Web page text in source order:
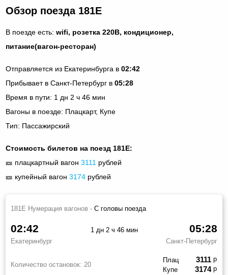
Обзор поезда 181Е
В поезде есть:wifi, розетка 220В, кондиционер,
питание(вагон-ресторан)
Отправляется из Екатеринбурга в02:42
Прибывает в Санкт-Петербург в05:28
Время в пути: 1 дн 2 ч 46 мин
Вагоны в поезде: Плацкарт, Купе
Тип: Пассажирский
Стоимость билетов на поезд 181Е:
🎫 плацкартный вагон3111 рублей
🎫 купейный вагон3174 рублей
181Е Нумерация вагонов - С головы поезда
02:42
Екатеринбург
05:28
Санкт-Петербург
1 дн 2 ч 46 мин
Количество остановок: 20
Плац 3111 р
Купе
3174р